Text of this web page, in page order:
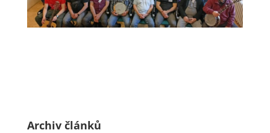
Archiv článků